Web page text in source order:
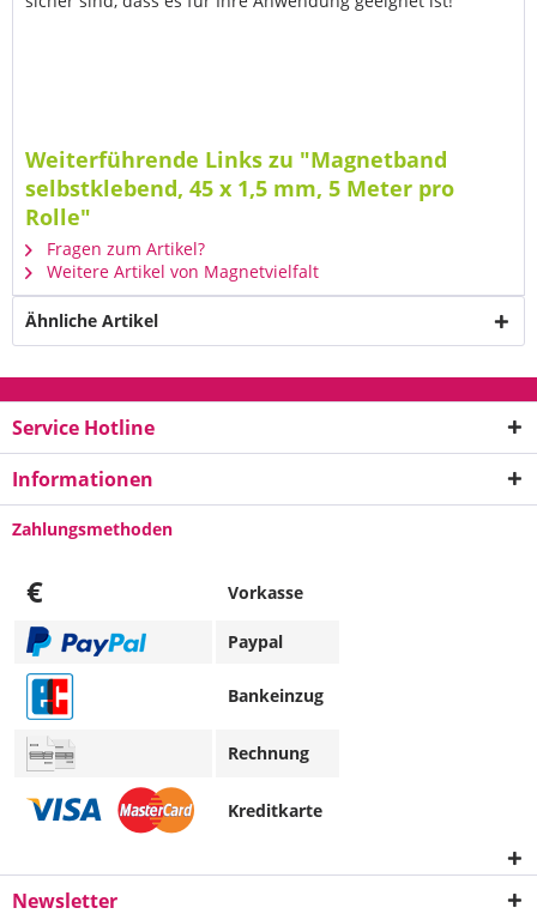
Weiterführende Links zu "Magnetband
selbstklebend, 45 x 1,5 mm, 5 Meter pro
Rolle"
Fragen zum Artikel?
Weitere Artikel von Magnetvielfalt
Ähnliche Artikel
Service Hotline
Informationen
Zahlungsmethoden
€ Vorkasse
Paypal
Bankeinzug
Rechnung
Kreditkarte
Newsletter